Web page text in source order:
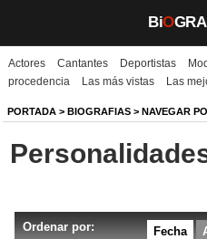
BiO
Biografías
Películas
TV
Un día como hoy
Actores Cantantes Deportistas
procedencia
Las más vistas Las
PORTADA > BIOGRAFIAS > NAVEGAR
Ordenar por: Fecha